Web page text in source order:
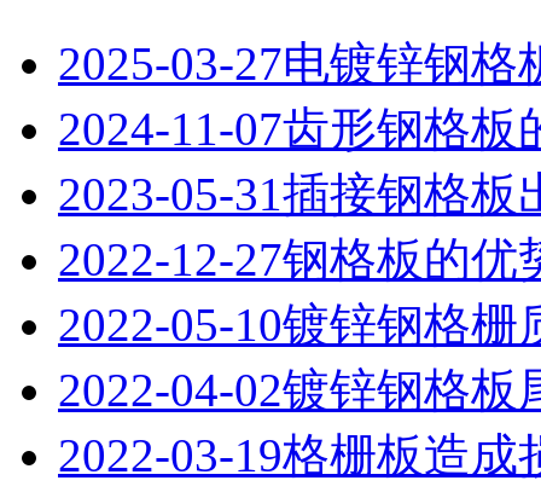
2025-03-27电镀锌钢格
2024-11-07齿形钢格板
2023-05-31插接钢格板
2022-12-27钢格板的优
2022-05-10镀锌钢格栅
2022-04-02镀锌钢格板
2022-03-19格栅板造成